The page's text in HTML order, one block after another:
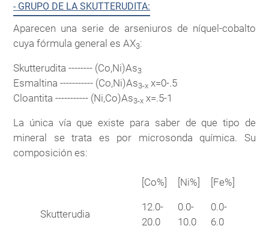
- GRUPO DE LA SKUTTERUDITA:
Aparecen una serie de arseniuros de níquel-cobalto
cuya fórmula general es AX3:
Skutterudita -------- (Co,Ni)As3
Esmaltina ----------- (Co,Ni)As3-x x=0-.5
Cloantita ----------- (Ni,Co)As3-x x=.5-1
La única vía que existe para saber de que tipo de
mineral se trata es por microsonda química. Su
composición es:
[Co%] [Ni%] [Fe%]
Skutterudia
12.0-
20.0
0.0-
10.0
0.0-
6.0